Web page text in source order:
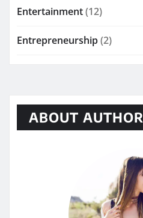
Entertainment(12)
Entrepreneurship(2)
ABOUT AUTHOR